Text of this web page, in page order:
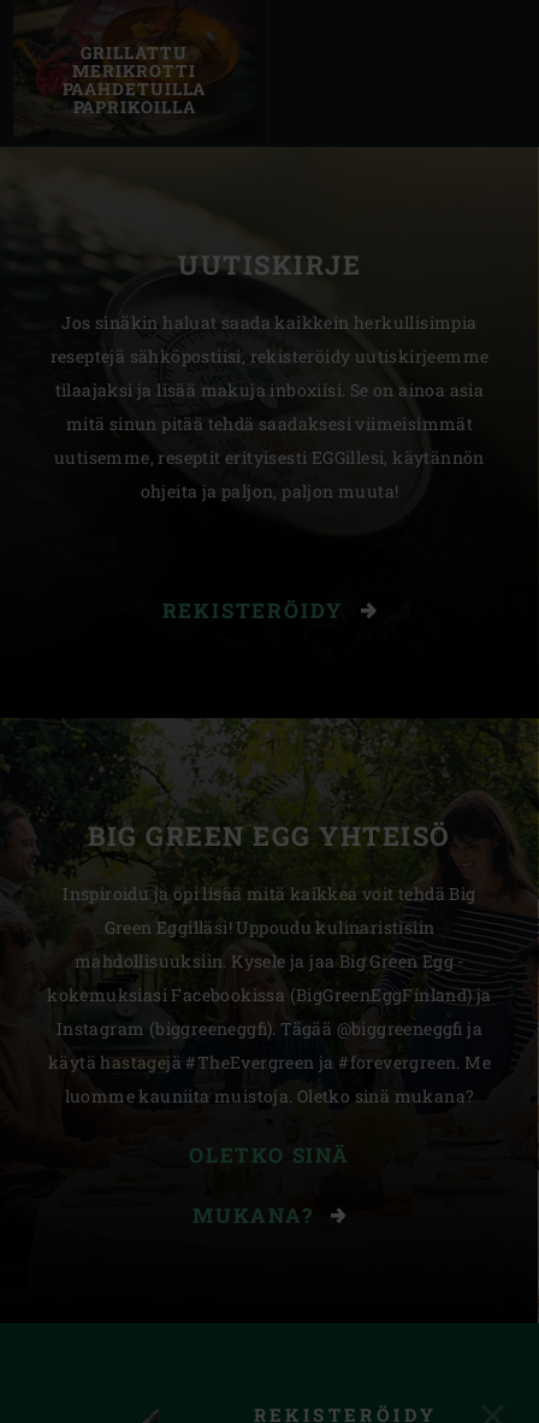
GRILLATTU
MERIKROTTI
PAAHDETUILLA
PAPRIKOILLA
UUTISKIRJE
Jos sinäkin haluat saada kaikkein herkullisimpia
reseptejä sähköpostiisi, rekisteröidy uutiskirjeemme
tilaajaksi ja lisää makuja inboxiisi. Se on ainoa asia
mitä sinun pitää tehdä saadaksesi viimeisimmät
uutisemme, reseptit erityisesti EGGillesi, käytännön
ohjeita ja paljon, paljon muuta!
REKISTERÖIDY
BIG GREEN EGG YHTEISÖ
Inspiroidu ja opi lisää mitä kaikkea voit tehdä Big
Green Eggilläsi! Uppoudu kulinaristisiin
mahdollisuuksiin. Kysele ja jaa Big Green Egg -
kokemuksiasi Facebookissa (BigGreenEggFinland) ja
Instagram (biggreeneggfi). Tägää @biggreeneggfi ja
käytä hastagejä #TheEvergreen ja #forevergreen. Me
luomme kauniita muistoja. Oletko sinä mukana?
OLETKO SINÄ
MUKANA?
REKISTERÖIDY